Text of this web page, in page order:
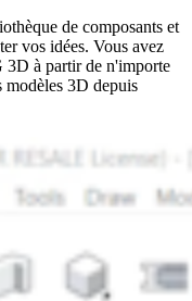
de composants et
vos idées. Vous avez
3D à partir de n'importe
3D depuis